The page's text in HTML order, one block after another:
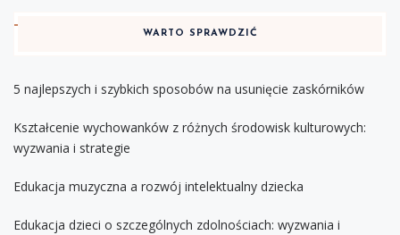
WARTO SPRAWDZIĆ
5 najlepszych i szybkich sposobów na usunięcie zaskórników
Kształcenie wychowanków z różnych środowisk kulturowych:
wyzwania i strategie
Edukacja muzyczna a rozwój intelektualny dziecka
Edukacja dzieci o szczególnych zdolnościach: wyzwania i